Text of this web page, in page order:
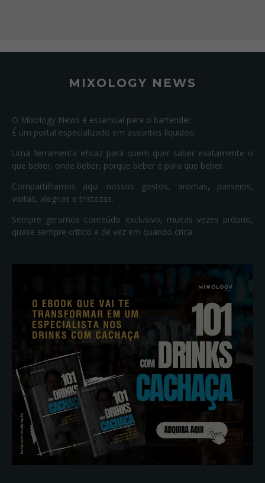
MIXOLOGY NEWS
O Mixology News é essencial para o bartender.
É um portal especializado em assuntos líquidos.
Uma ferramenta eficaz para quem quer saber exatamente o
que beber, onde beber, porque beber e para que beber.
Compartilhamos aqui nossos gostos, aromas, passeios,
visitas, alegrias e tristezas.
Sempre geramos conteúdo exclusivo, muitas vezes próprio,
quase sempre crítico e de vez em quando crica.